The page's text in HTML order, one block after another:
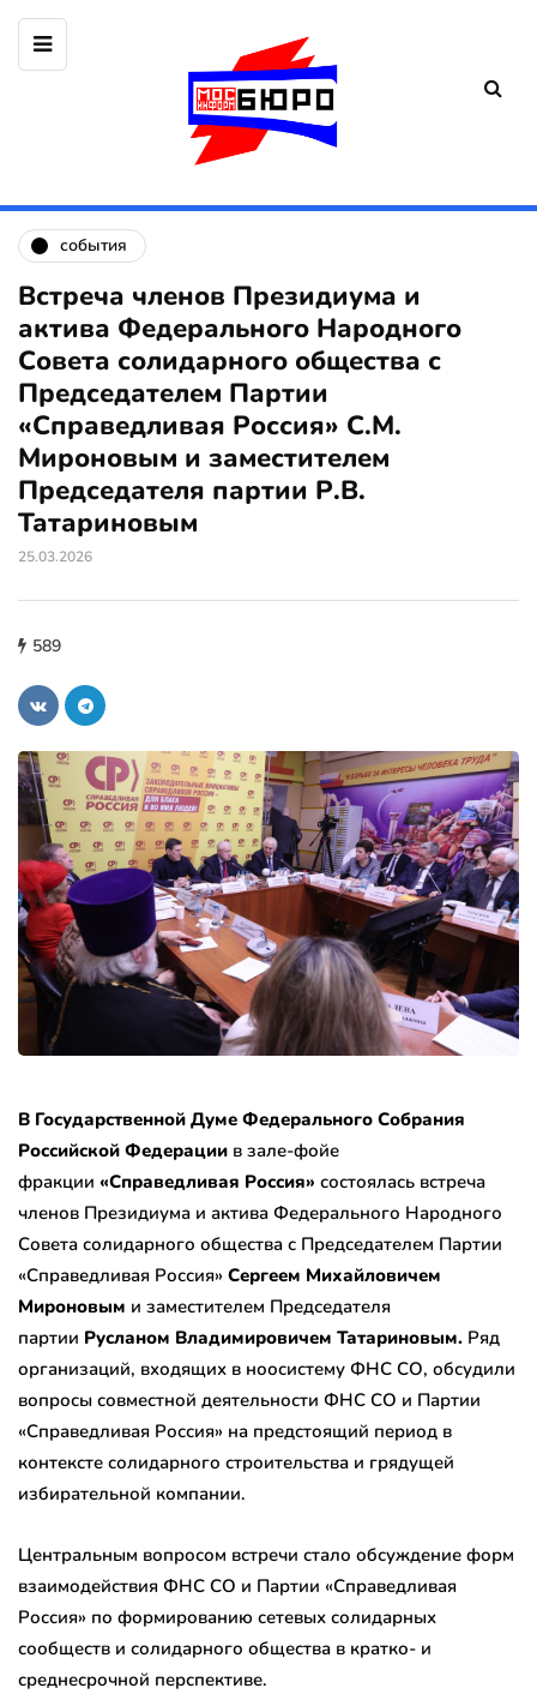
события
Встреча членов Президиума и
актива Федерального Народного
Совета солидарного общества с
Председателем Партии
«Справедливая Россия» С.М.
Мироновым и заместителем
Председателя партии Р.В.
Татариновым
25.03.2026
589
В Государственной Думе Федерального Собрания
Российской Федерации в зале-фойе
фракции «Справедливая Россия» состоялась встреча
членов Президиума и актива Федерального Народного
Совета солидарного общества с Председателем Партии
«Справедливая Россия» Сергеем Михайловичем
Мироновым и заместителем Председателя
партии Русланом Владимировичем Татариновым. Ряд
организаций, входящих в ноосистему ФНС СО, обсудили
вопросы совместной деятельности ФНС СО и Партии
«Справедливая Россия» на предстоящий период в
контексте солидарного строительства и грядущей
избирательной компании.
Центральным вопросом встречи стало обсуждение форм
взаимодействия ФНС СО и Партии «Справедливая
Россия» по формированию сетевых солидарных
сообществ и солидарного общества в кратко- и
среднесрочной перспективе.